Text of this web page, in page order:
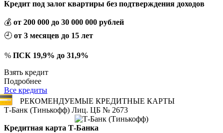
Кредит под залог квартиры без подтверждения доходов
💰 от 200 000 до 30 000 000 рублей
🕘 от 3 месяцев до 15 лет
% ПСК 19,9% до 31,9%
Взять кредит
Подробнее
Все кредиты
РЕКОМЕНДУЕМЫЕ КРЕДИТНЫЕ КАРТЫ
Т-Банк (Тинькофф) Лиц. ЦБ № 2673
Кредитная карта Т-Банка